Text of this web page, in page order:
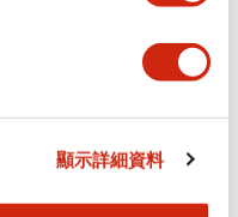
顯示詳細資料